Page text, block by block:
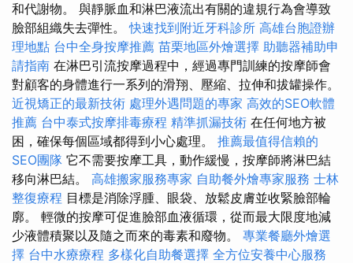
和代謝物。 與靜脈血和淋巴液流出有關的違規行為會導致
臉部組織失去彈性。快速找到附近牙科診所 高雄台胞證辦
理地點 台中全身按摩推薦 苗栗地區外燴選擇 助聽器補助申
請指南 在淋巴引流按摩過程中，經過專門訓練的按摩師會
對顧客的身體進行一系列的滑翔、壓縮、拉伸和拔罐操作。
近視矯正的最新技術 處理外遇問題的專家 高效的SEO軟體
推薦 台中泰式按摩排毒療程 精準抓漏技術 在任何地方被
困，確保每個區域都得到小心處理。 推薦最值得信賴的
SEO團隊 它不需要按摩工具，動作緩慢，按摩師將淋巴結
移向淋巴結。 高雄搬家服務專家 自助餐外燴專家服務 士林
整復療程 目標是消除浮腫、眼袋、放鬆皮膚並收緊臉部輪
廓。 輕微的按摩可促進臉部血液循環，從而最大限度地減
少液體積聚以及隨之而來的毒素和廢物。 專業餐廳外燴選
擇 台中水療療程 多樣化自助餐選擇 全方位安養中心服務